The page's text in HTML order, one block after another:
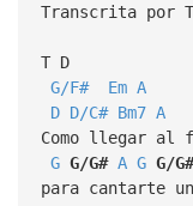
Transcrita por
T D
G/F#
Em A
D D/C# Bm7 A
Como llegar al
G G/G# A G G/G#
para cantarte